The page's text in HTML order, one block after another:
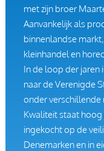
met zijn broer
Aanvankelijk als
binnenlandse
kleinhandel en
In de loop der
naar de Verenigde
onder verschillende
Kwaliteit staat
ingekocht op de
Denemarken en in